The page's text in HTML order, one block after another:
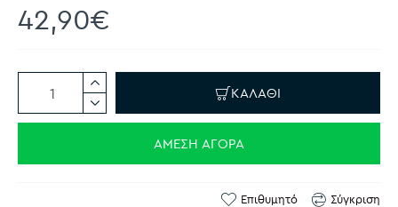
42,90€
ΚΑΛΆΘΙ
ΆΜΕΣΗ ΑΓΟΡΆ
Επιθυμητό Σύγκριση